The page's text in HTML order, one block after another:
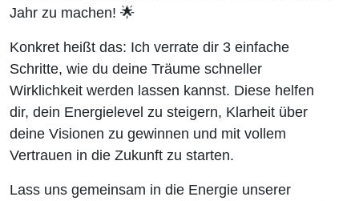
Jahr zu machen! 🌟
Konkret heißt das: Ich verrate dir 3 einfache
Schritte, wie du deine Träume schneller
Wirklichkeit werden lassen kannst. Diese helfen
dir, dein Energielevel zu steigern, Klarheit über
deine Visionen zu gewinnen und mit vollem
Vertrauen in die Zukunft zu starten.
Lass uns gemeinsam in die Energie unserer